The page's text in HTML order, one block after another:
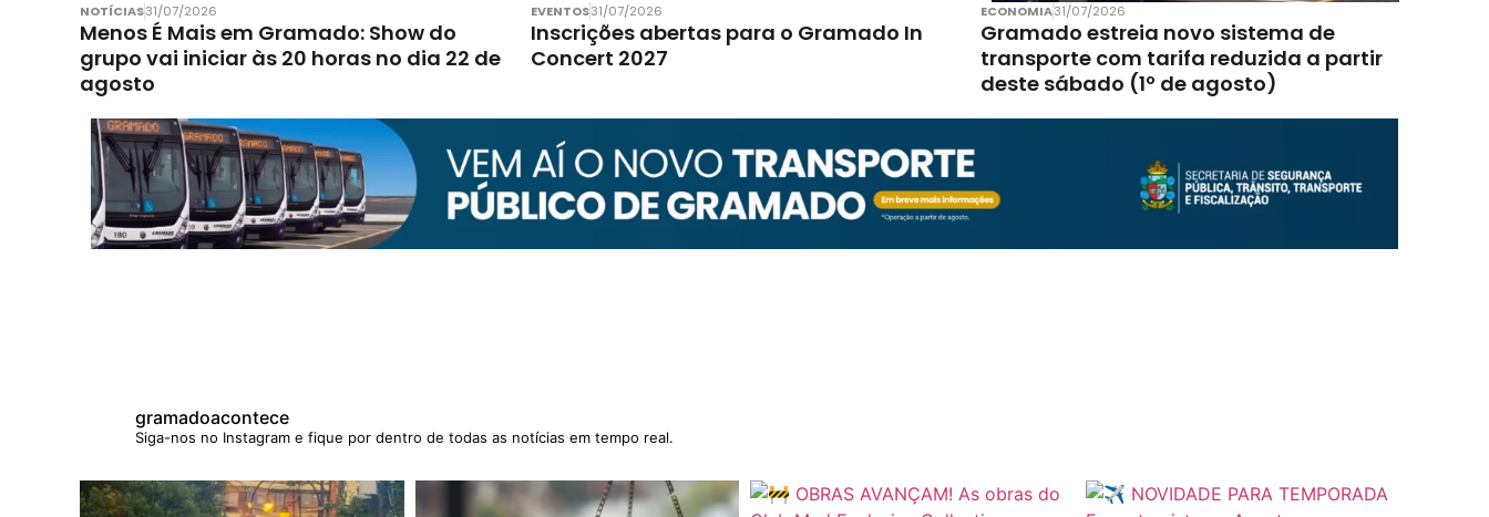
NOTÍCIAS31/07/2026
Menos É Mais em Gramado: Show do
grupo vai iniciar às 20 horas no dia 22 de
agosto
EVENTOS31/07/2026
Inscrições abertas para o Gramado In
Concert 2027
ECONOMIA31/07/2026
Gramado estreia novo sistema de
transporte com tarifa reduzida a partir
deste sábado (1º de agosto)
gramadoacontece
Siga-nos no Instagram e fique por dentro de todas as notícias em tempo real.